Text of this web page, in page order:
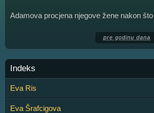
Adamova procjena njegove žene nakon
pre godinu dana
Indeks
Eva Ris
Eva Šrafcigova